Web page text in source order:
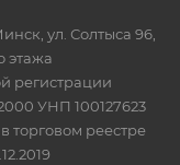
ул. Солтыса 96,
этажа
регистрации
УНП 100127623
торговом реестре